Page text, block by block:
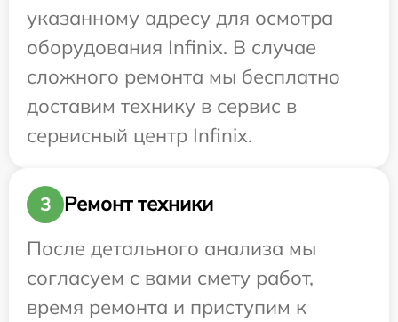
указанному адресу для осмотра
оборудования Infinix. В случае
сложного ремонта мы бесплатно
доставим технику в сервис в
сервисный центр Infinix.
3
Ремонт техники
После детального анализа мы
согласуем с вами смету работ,
время ремонта и приступим к